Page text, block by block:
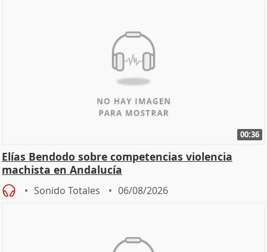
00:36
Elías Bendodo sobre competencias violencia
machista en Andalucía
Sonido Totales 06/08/2026